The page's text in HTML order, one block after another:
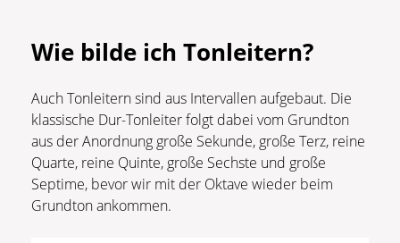
Wie bilde ich Tonleitern?
Auch Tonleitern sind aus Intervallen aufgebaut. Die
klassische Dur-Tonleiter folgt dabei vom Grundton
aus der Anordnung große Sekunde, große Terz, reine
Quarte, reine Quinte, große Sechste und große
Septime, bevor wir mit der Oktave wieder beim
Grundton ankommen.